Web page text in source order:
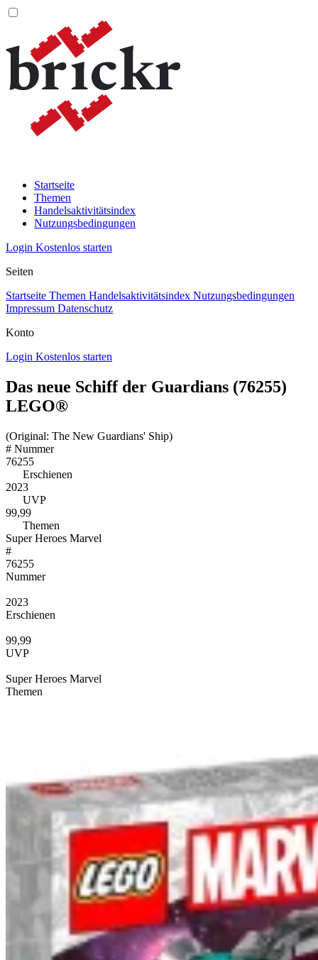
Startseite
Themen
Handelsaktivitätsindex
Nutzungsbedingungen
Login Kostenlos starten
Seiten
Startseite Themen Handelsaktivitätsindex Nutzungsbedingungen
Impressum Datenschutz
Konto
Login Kostenlos starten
Das neue Schiff der Guardians (76255)
LEGO®
(Original: The New Guardians' Ship)
# Nummer
76255
Erschienen
2023
UVP
99,99
Themen
Super Heroes Marvel
#
76255
Nummer
2023
Erschienen
99,99
UVP
Super Heroes Marvel
Themen